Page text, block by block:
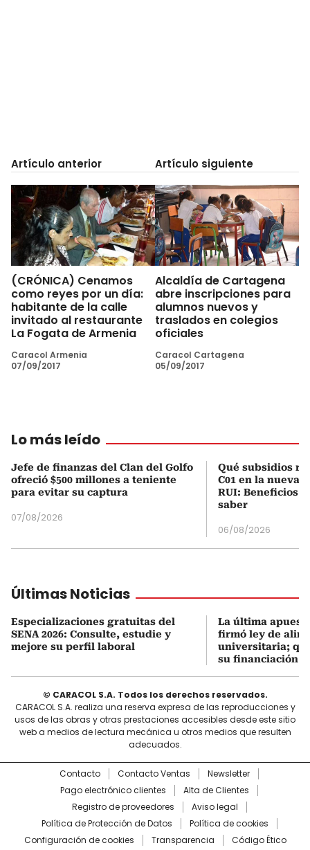
Artículo anterior
(CRÓNICA) Cenamos
como reyes por un día:
habitante de la calle
invitado al restaurante
La Fogata de Armenia
Caracol Armenia
07/09/2017
Artículo siguiente
Alcaldía de Cartagena
abre inscripciones para
alumnos nuevos y
traslados en colegios
oficiales
Caracol Cartagena
05/09/2017
Lo más leído
Jefe de finanzas del Clan del Golfo
ofreció $500 millones a teniente
para evitar su captura
07/08/2026
Qué subsidios
C01 en la nueva
RUI: Beneficios
saber
06/08/2026
Últimas Noticias
Especializaciones gratuitas del
SENA 2026: Consulte, estudie y
mejore su perfil laboral
La última
firmó ley de
universitaria;
su financiación
© CARACOL S.A. Todos los derechos reservados.
CARACOL S.A. realiza una reserva expresa de las reproducciones y
usos de las obras y otras prestaciones accesibles desde este sitio
web a medios de lectura mecánica u otros medios que resulten
adecuados.
Contacto Contacto Ventas
Newsletter
Pago electrónico clientes
Alta de Clientes
Registro de proveedores
Aviso legal
Política de Protección de Datos
Política de cookies
Configuración de cookies
Transparencia Código Ético